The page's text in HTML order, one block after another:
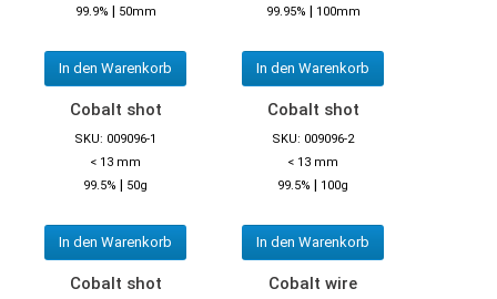
99.9% | 50mm
In den Warenkorb
99.95% | 100mm
In den Warenkorb
Cobalt shot
SKU: 009096-1
< 13 mm
99.5% | 50g
In den Warenkorb
Cobalt shot
SKU: 009096-2
< 13 mm
99.5% | 100g
In den Warenkorb
Cobalt shot Cobalt wire